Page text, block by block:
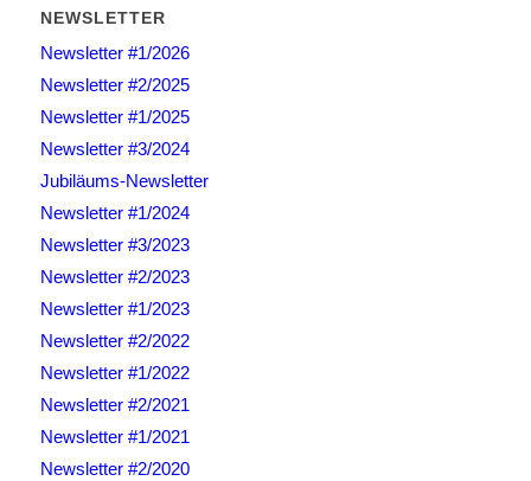
NEWSLETTER
Newsletter #1/2026
Newsletter #2/2025
Newsletter #1/2025
Newsletter #3/2024
Jubiläums-Newsletter
Newsletter #1/2024
Newsletter #3/2023
Newsletter #2/2023
Newsletter #1/2023
Newsletter #2/2022
Newsletter #1/2022
Newsletter #2/2021
Newsletter #1/2021
Newsletter #2/2020